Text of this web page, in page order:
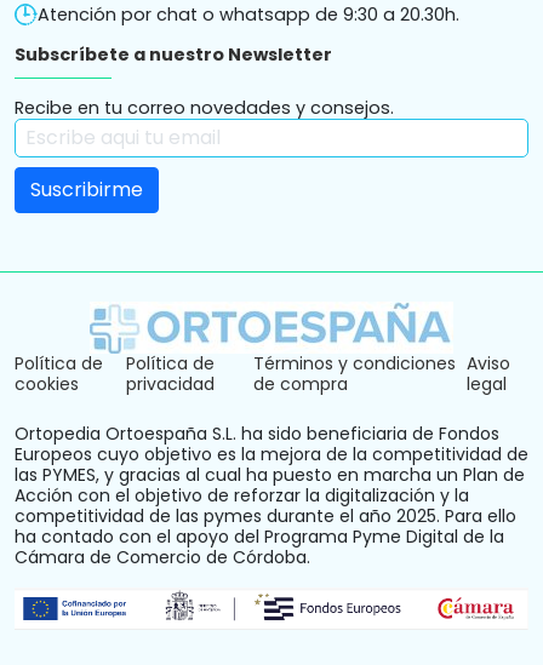
Atención por chat o whatsapp de 9:30 a 20.30h.
Subscríbete a nuestro Newsletter
Recibe en tu correo novedades y consejos.
Política de
cookies
Política de
privacidad
Términos y condiciones
de compra
Aviso
legal
Ortopedia Ortoespaña S.L. ha sido beneficiaria de Fondos
Europeos cuyo objetivo es la mejora de la competitividad de
las PYMES, y gracias al cual ha puesto en marcha un Plan de
Acción con el objetivo de reforzar la digitalización y la
competitividad de las pymes durante el año 2025. Para ello
ha contado con el apoyo del Programa Pyme Digital de la
Cámara de Comercio de Córdoba.